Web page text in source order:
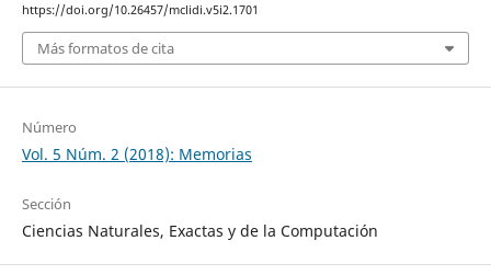
https://doi.org/10.26457/mclidi.v5i2.1701
Más formatos de cita
Número
Vol. 5 Núm. 2 (2018): Memorias
Sección
Ciencias Naturales, Exactas y de la Computación